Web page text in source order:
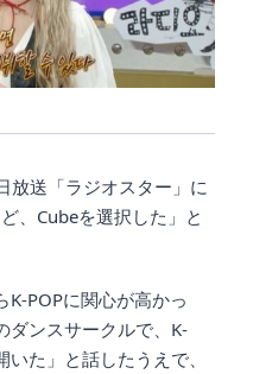
放送「ラジオスター」に
、Cubeを選択した」と
K-POPに関心が高かっ
ダンスサークルで、K-
た」と話したうえで、